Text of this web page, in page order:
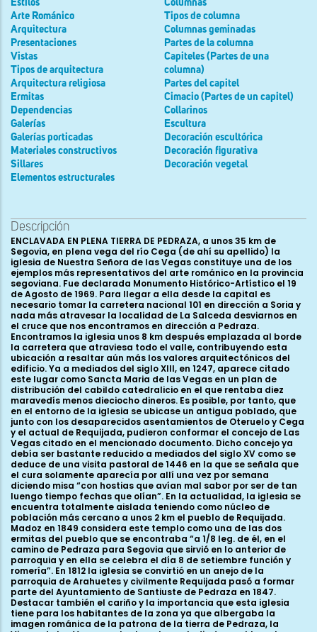
Estilos
Arte Románico
Arquitectura
Presentaciones
Vistas
Tipos de arquitectura
Arquitectura religiosa
Ermitas
Dependencias
Galerías
Galerías porticadas
Materiales constructivos
Sillares
Elementos estructurales
Columnas
Tipos de columna
Columnas geminadas
Partes de la columna
Capiteles (Partes de una
columna)
Partes del capitel
Cimacio (Partes de un capitel)
Collarinos
Escultura
Decoración escultórica
Decoración figurativa
Decoración vegetal
Descripción
ENCLAVADA EN PLENA TIERRA DE PEDRAZA, a unos 35 km de Segovia, en plena vega del río Cega (de ahí su apellido) la iglesia de Nuestra Señora de las Vegas constituye una de los ejemplos más representativos del arte románico en la provincia segoviana. Fue declarada Monumento Histórico-Artístico el 19 de Agosto de 1969. Para llegar a ella desde la capital es necesario tomar la carretera nacional 101 en dirección a Soria y nada más atravesar la localidad de La Salceda desviarnos en el cruce que nos encontramos en dirección a Pedraza. Encontramos la iglesia unos 8 km después emplazada al borde la carretera que atraviesa todo el valle, contribuyendo esta ubicación a resaltar aún más los valores arquitectónicos del edificio. Ya a mediados del siglo XIII, en 1247, aparece citado este lugar como Sancta Maria de las Vegas en un plan de distribución del cabildo catedralicio en el que rentaba diez maravedís menos dieciocho dineros. Es posible, por tanto, que en el entorno de la iglesia se ubicase un antigua poblado, que junto con los desaparecidos asentamientos de Oteruelo y Cega y el actual de Requijada, pudieron conformar el concejo de Las Vegas citado en el mencionado documento. Dicho concejo ya debía ser bastante reducido a mediados del siglo XV como se deduce de una visita pastoral de 1446 en la que se señala que el cura solamente aparecía por allí una vez por semana diciendo misa “con hostias que avían mal sabor por ser de tan luengo tiempo fechas que olían”. En la actualidad, la iglesia se encuentra totalmente aislada teniendo como núcleo de población más cercano a unos 2 km el pueblo de Requijada. Madoz en 1849 considera este templo como una de las dos ermitas del pueblo que se encontraba “a 1/8 leg. de él, en el camino de Pedraza para Segovia que sirvió en lo anterior de parroquia y en ella se celebra el día 8 de setiembre función y romería”. En 1812 la iglesia se convirtió en un anejo de la parroquia de Arahuetes y civilmente Requijada pasó a formar parte del Ayuntamiento de Santiuste de Pedraza en 1847. Destacar también el cariño y la importancia que esta iglesia tiene para los habitantes de la zona ya que albergaba la imagen románica de la patrona de la tierra de Pedraza, la Virgen de las Vegas, actualmente custodiada en el templo parroquial de Requijada. Exteriormente nos encontramos ante un edificio de dimensiones considerables con tres naves con sus correspondientes ábsides, aunque los dos laterales presentan un testero recto y sobre uno de ellos, concretamente el septentrional, se alza la torre campanario de la iglesia. La iglesia cuenta también con un pórtico adosado al costado de la nave meridional. El material constructivo empleado permanece oculto en su mayor parte bajo una capa de enfoscado de color blanquecino aunque es posible presuponer que el cuerpo de la iglesia incluida la cabecera está realizada en mampostería reforzada por sillares en esquinas, ventanas y cornisa; no así el pórtico, erigido con posterioridad a la iglesia que se encuentra construido íntegramente con sillería. La cabecera de la iglesia presenta un esquema muy sencillo en cuanto a la decoración se refiere, solamente alterada por la presencia de las ventanas que iluminan el interior; el ábside principal es ligeramente más elevado que su adosado ábside sur y su tambor liso y oculto bajo capas de cal, únicamente está animado por tres pequeñas ventanas saeteras con un ligero abocinamiento interior construidas con sillería y ubicadas en cada uno de los laterales y en la parte central. La cornisa que sustenta el tejado tiene un perfil biselado y canecillos todos ellos de tipo caveto. El ábside sur, igualmente liso y enfoscado, tiene en centro una pequeña ventana de tipo saetera abocinada al interior, configurada mediante un pequeño arco de medio punto y dos pequeñas arquivoltas, la interna sobre minúsculos capiteles sin decoración y la externa recogida por jambas prismáticas y cimacios de nacela. La ventana queda protegida por una chambrana configurada sucesivamente por un fino bocel, una moldura de mediacaña y un listel. La cornisa y canecillos que rodean el perímetro de este ábside no presentan ninguna diferencia con los del ábside principal. Finalmente, el ábside más septentrional se encuentra enfoscado como los dos anteriores aunque aquí se pueden percibir en las esquinas unas líneas blancas que imitan un despiece de sillería. La ventana de la parte central, saetera con abocinamiento interno, está formada por un arquito de medio punto con intradós abocelado que descansa en estilizadas columnas de fustes monolíticos que llevan pequeños capiteles con hojas que vuelven sus puntas en espiral formando diminutos crochets; entre las hojas se tallan en cada cesta pequeñas cabecitas humanas. El arco se rodea por una arquivolta conformada por tres filas de boceles partidos o en zigzag decoración que, aunque aquí se utilice en una ventana, podemos verla en portadas y pórticos de iglesias de la provincia como San Pedro de Gaíllos, Castroserna de Arriba, El Arenal de Orejana, Cascajares, Muñoveros, Sotosalbos, o la ermita de la Virgen de las Nieves de Rebollo por citar sólo algunos ejemplos. Hemos apuntado con anterioridad cómo la torre de la iglesia se encuentra construida sobre el ábside norte de la misma, hecho éste que se repite en otras iglesias de la tierra de Pedraza, casos de Aldealengua de Pedraza o Arcones, pero también en iglesias de la capital como San Quirce o San Andrés; en el caso de Las Vegas el acceso original al primer piso de la torre se encuentra en la cara sur constituido por una pequeña puerta con forma de arco de medio punto que todavía se conserva a la cual se accedía por una escalera colocada en el espacio existente entre el ábside principal y el ábside norte. La existencia de este espacio entre las capillas viene motivado por el esviaje del ábside septentrional respecto a la línea recta que marca el muro de la nave norte. Es decir, creemos que en el momento de erección de la capilla norte los constructores románicos eligen desviar el ábside respecto al eje de la nave para poder colocar una escalera a la cual se tiene acceso desde el interior de la iglesia. Actualmente, esta escalera ha desaparecido colocándose en su lugar una escalera de metal, pero todavía es posible ver en el lateral sur de la torre los riñones de la bóveda de piedra que cubría la primitiva escalera de subida a la torre. En cuanto al último cuerpo de la torre que alberga las troneras, dos en cada lado, se tiene documentada su fecha de reedificación realizada entre 1756 y 1758. Continuando el recorrido por el exterior del templo, nos encontramos en el último tramo del muro norte con una pequeña puerta románica de sillería con un arco de medio punto conformado por dovelas lisas y sin decoración que apoya en jambas prismáticas con las esquinas matadas por un bocel, cimacios de nacela y una chambrana que rodea al arco con tres filas de billetes. Junto a ella se descubrió en las obras de restauración de la iglesia un arco de ladrillo también con forma de medio punto; el tamaño y forma de estos ladrillos junto con la existencia de otros restos romanos en el entorno cercano de la iglesia nos hacen elucubrar sobre la presencia de este arco en la iglesia románica como una pervivencia de una anterior construcción, probablemente una villa romana o una basílica paleocristiana. Y es que en las excavaciones arqueológicas efectuadas en el edificio en los años setenta del siglo pasado apareció bajo la iglesia no sólo una interesante necrópolis medieval con restos datables entre los siglos IX al XIV sino que también se comprobó la existencia de construcciones tardoromanas, concretamente una piscina bautismal de inmersión, hoy visible en la esquina suroccidental de la nave sur de la iglesia, y un mausoleo con restos de mosaico en el pórtico justo debajo de la entrada principal. Almagro Gorbea y Caballero Zoreda concluyen que estas dos construcciones de carácter religiosofunerario formarían parte de una villa latifundista perteneciente al Bajo Imperio datable aproximadamente en el siglo V d. C. Estos dos historiadores observaron también durante las excavaciones restos de cimentación que les llevan a pensar en la existencia de una basílica presidiendo todo el conjunto. Es necesario, por tanto, apuntar aquí como la sacralización del solar en el que se asienta la ermita de Nuestra Señora de las Vegas se ha mantenido al menos desde época romana. Al contrario de lo que ocurre en otras iglesias segovianas en las que el espacio del pórtico se extiende por los costados meridional y occidental del edificio, en el caso de Las Vegas, el pórtico solamente se encuentra adosado al lateral sur incluyendo, eso sí, en su longitud total la nave y el ábside; está formado por siete arcos de medio punto recogidos por columnas pareadas que apoyan en un banco corrido con las esquinas matadas por un fino bocel. El tejado del pórtico está sujetado por varios canecillos entre los que se conservan algunos figurados con la representación de rostros humanos, cabezas de felinos, aves, serpientes, etc... Dos son las entradas que se conservan ubicadas en los laterales sur y este, caracterizadas fundamentalmente por su sencillez: la principal está conformada por un arco de medio punto doblado recogido por jamas prismáticas lisas y trasdosado por una chambrana con perfil de media caña y listel. En los cimacios se conserva una decoración a base de estrellas de cuatro puntas inscritas en un doble círculo formado por un entrelazo vegetal. La entrada ubicado en el lado este del pórtico, bastante deteriorada, tiene también un arco de medio punto de doble rosca completado por chambrana y cimacio de nacela. Como ya hemos apuntado, son siete los arcos que conforman esta estancia todos ellos de formato muy similar apoyados en dobles columnas coronadas por interesantes capiteles. Comenzando la descripción de este a oeste, nos encontramos primero con una escena mitológica tallándose en las caras estrechas de la c